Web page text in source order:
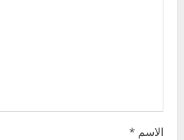
n
الاسم *